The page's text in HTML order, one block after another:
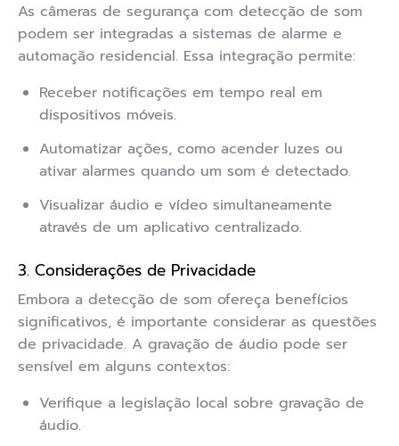
As câmeras de segurança com detecção de som
podem ser integradas a sistemas de alarme e
automação residencial. Essa integração permite:
Receber notificações em tempo real em
dispositivos móveis.
Automatizar ações, como acender luzes ou
ativar alarmes quando um som é detectado.
Visualizar áudio e vídeo simultaneamente
através de um aplicativo centralizado.
3. Considerações de Privacidade
Embora a detecção de som ofereça benefícios
significativos, é importante considerar as questões
de privacidade. A gravação de áudio pode ser
sensível em alguns contextos:
Verifique a legislação local sobre gravação de
áudio.